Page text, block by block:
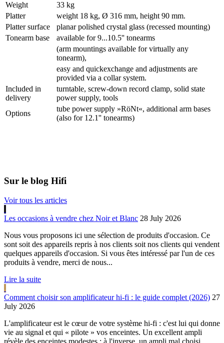
Weight
33 kg
Platter
weight 18 kg, Ø 316 mm, height 90 mm.
Platter surface
planar polished crystal glass (recessed mounting)
Tonearm base
available for 9...10.5'' tonearms
(arm mountings available for virtually any
tonearm),
easy and quickexchange and adjustments are
provided via a collar system.
Included in
delivery
turntable, screw-down record clamp, solid state
power supply, tools
Options
tube power supply »RöNt«, additional arm bases
(also for 12.1'' tonearms)
Sur le blog Hifi
Voir tous les articles
Les occasions à vendre chez Noir et Blanc 28 July 2026
Nous vous proposons ici une sélection de produits d'occasion. Ce
sont soit des appareils repris à nos clients soit nos clients qui vendent
quelques appareils d'occasion. Si vous êtes intéressé par l'un de ces
produits à vendre, merci de nous...
Lire la suite
Comment choisir son amplificateur hi-fi : le guide complet (2026) 27
July 2026
L'amplificateur est le cœur de votre système hi-fi : c'est lui qui donne
vie au signal et qui « pilote » vos enceintes. Un excellent ampli
révèle des enceintes modestes ; à l'inverse, un ampli mal choisi